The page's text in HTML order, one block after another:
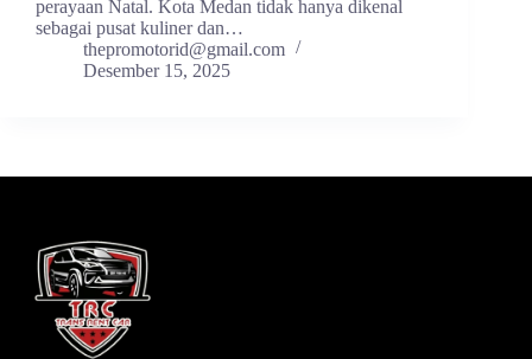
perayaan Natal. Kota Medan tidak hanya dikenal
sebagai pusat kuliner dan…
thepromotorid@gmail.com
Desember 15, 2025